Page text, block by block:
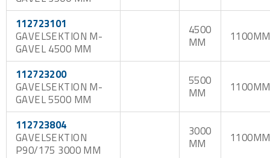
112723101
GAVELSEKTION M-
GAVEL 4500 MM
4500
MM
1100MM
112723200
GAVELSEKTION M-
GAVEL 5500 MM
5500
MM
1100MM
112723804
GAVELSEKTION
P90/175 3000 MM
3000
MM
1100MM